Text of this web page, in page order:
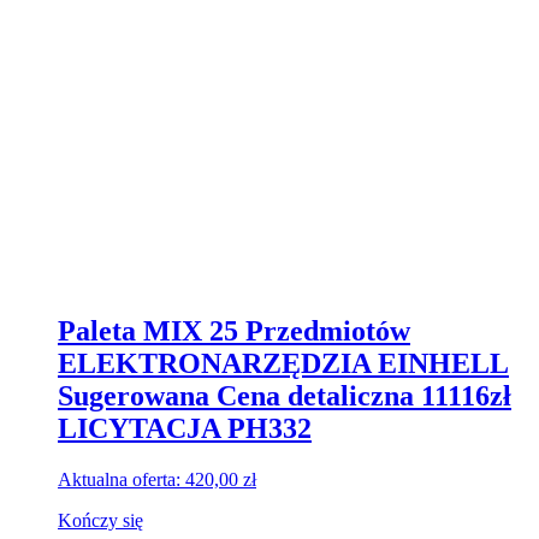
Paleta MIX 25 Przedmiotów
ELEKTRONARZĘDZIA EINHELL
Sugerowana Cena detaliczna 11116zł
LICYTACJA PH332
Aktualna oferta: 420,00 zł
Kończy się